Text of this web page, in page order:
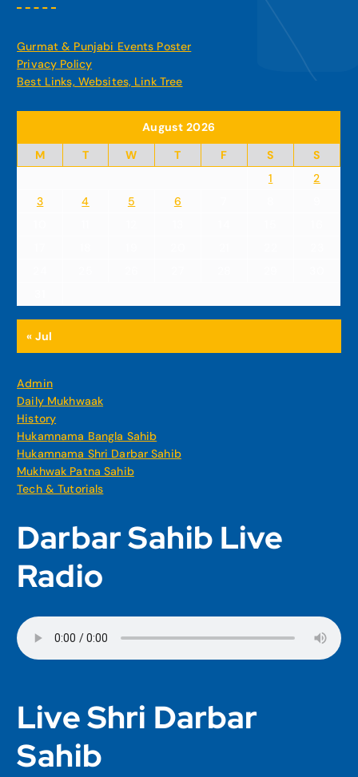
Gurmat & Punjabi Events Poster
Privacy Policy
Best Links, Websites, Link Tree
August 2026
M
T W T F S
S
1
2
3
4 5 6
« Jul
Admin
Daily Mukhwaak
History
Hukamnama Bangla Sahib
Hukamnama Shri Darbar Sahib
Mukhwak Patna Sahib
Tech & Tutorials
Darbar Sahib Live
Radio
Live Shri Darbar
Sahib